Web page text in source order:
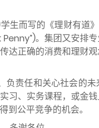
生而写的《理财有道
)。集团又安排
达正确的消费和理财
责任和关心社会的
习、实务课程，或金
到公平竞争的机会。